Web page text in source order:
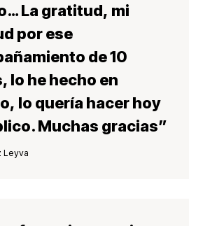
La gratitud, mi
por ese
de 10
, lo he hecho en
lo quería hacer hoy
. Muchas gracias”
Leyva